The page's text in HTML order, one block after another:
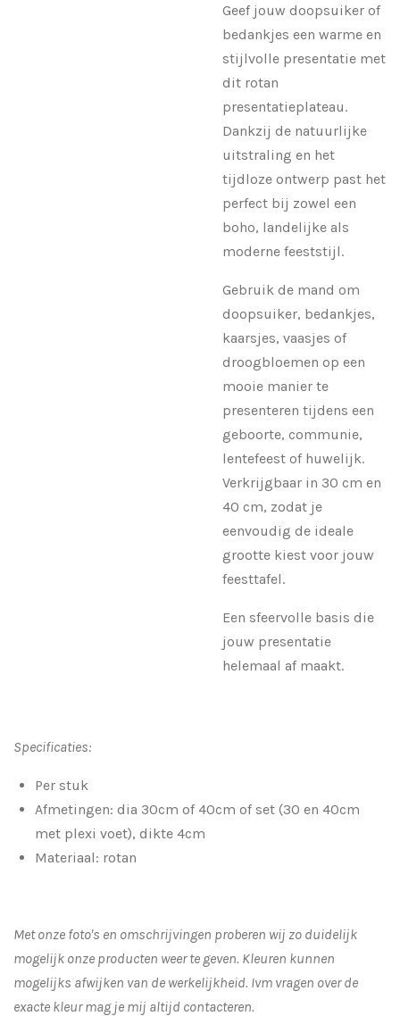
Geef jouw doopsuiker of
bedankjes een warme en
stijlvolle presentatie met
dit rotan
presentatieplateau.
Dankzij de natuurlijke
uitstraling en het
tijdloze ontwerp past het
perfect bij zowel een
boho, landelijke als
moderne feeststijl.
Gebruik de mand om
doopsuiker, bedankjes,
kaarsjes, vaasjes of
droogbloemen op een
mooie manier te
presenteren tijdens een
geboorte, communie,
lentefeest of huwelijk.
Verkrijgbaar in 30 cm en
40 cm, zodat je
eenvoudig de ideale
grootte kiest voor jouw
feesttafel.
Een sfeervolle basis die
jouw presentatie
helemaal af maakt.
Specificaties:
Per stuk
Afmetingen: dia 30cm of 40cm of set (30 en 40cm
met plexi voet), dikte 4cm
Materiaal: rotan
Met onze foto's en omschrijvingen proberen wij zo duidelijk
mogelijk onze producten weer te geven. Kleuren kunnen
mogelijks afwijken van de werkelijkheid. Ivm vragen over de
exacte kleur mag je mij altijd contacteren.